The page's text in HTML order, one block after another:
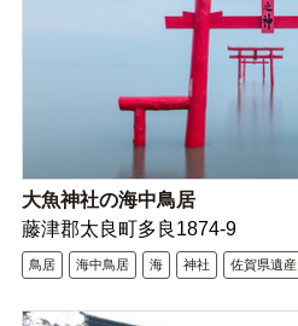
大魚神社の海中鳥居
藤津郡太良町多良1874-9
鳥居 海中鳥居 海 神社 佐賀県遺産